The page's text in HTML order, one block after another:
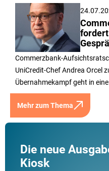
Commerzbank-
UniCredit-Chef Andrea Orcel
Übernahmekampf geht in
Mehr zum Thema
Die neue
Kiosk